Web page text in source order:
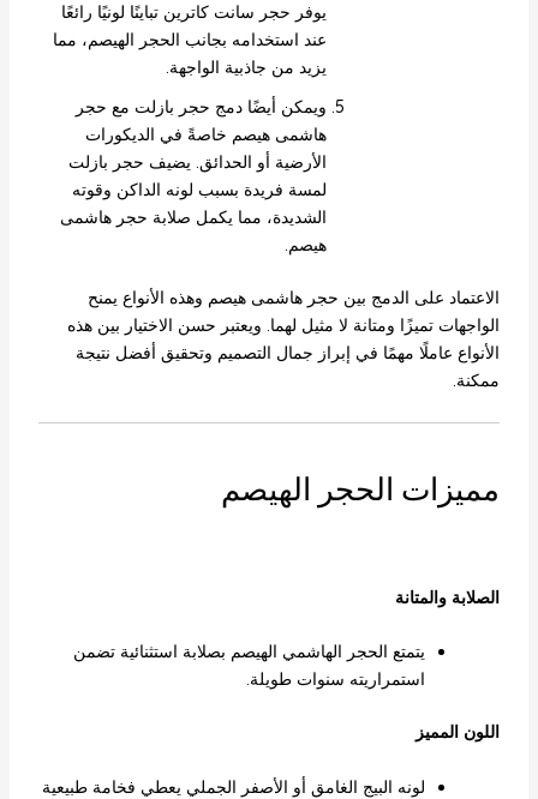
يوفر حجر سانت كاترين تباينًا لونيًا رائعًا
عند استخدامه بجانب الحجر الهيصم، مما
يزيد من جاذبية الواجهة.
ويمكن أيضًا دمج حجر بازلت مع حجر
هاشمى هيصم خاصةً في الديكورات
الأرضية أو الحدائق. يضيف حجر بازلت
لمسة فريدة بسبب لونه الداكن وقوته
الشديدة، مما يكمل صلابة حجر هاشمى
هيصم.
الاعتماد على الدمج بين حجر هاشمى هيصم وهذه الأنواع يمنح
الواجهات تميزًا ومتانة لا مثيل لهما. ويعتبر حسن الاختيار بين هذه
الأنواع عاملًا مهمًا في إبراز جمال التصميم وتحقيق أفضل نتيجة
ممكنة.
مميزات الحجر الهيصم
الصلابة والمتانة
يتمتع الحجر الهاشمي الهيصم بصلابة استثنائية تضمن
استمراريته سنوات طويلة.
اللون المميز
لونه البيج الغامق أو الأصفر الجملي يعطي فخامة طبيعية